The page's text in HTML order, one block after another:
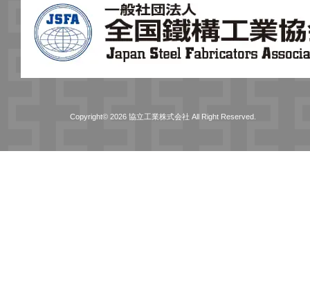
Copyright© 2026 協立工業株式会社 All Right Reserved.